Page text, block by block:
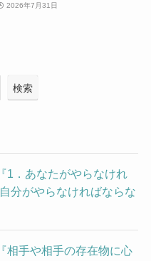
2026年7月31日
検索
．あなたがやらなけれ
分がやらなければならな
手や相手の存在物に心